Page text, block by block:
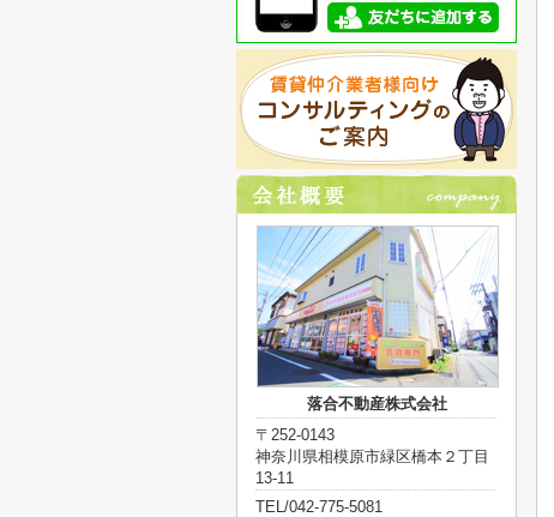
落合不動産株式会社
〒252-0143
神奈川県相模原市緑区橋本２丁目
13-11
TEL/042-775-5081